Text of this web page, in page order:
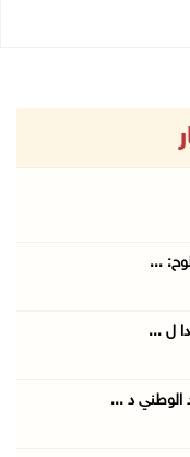
...
ل ...
الوطني د ...